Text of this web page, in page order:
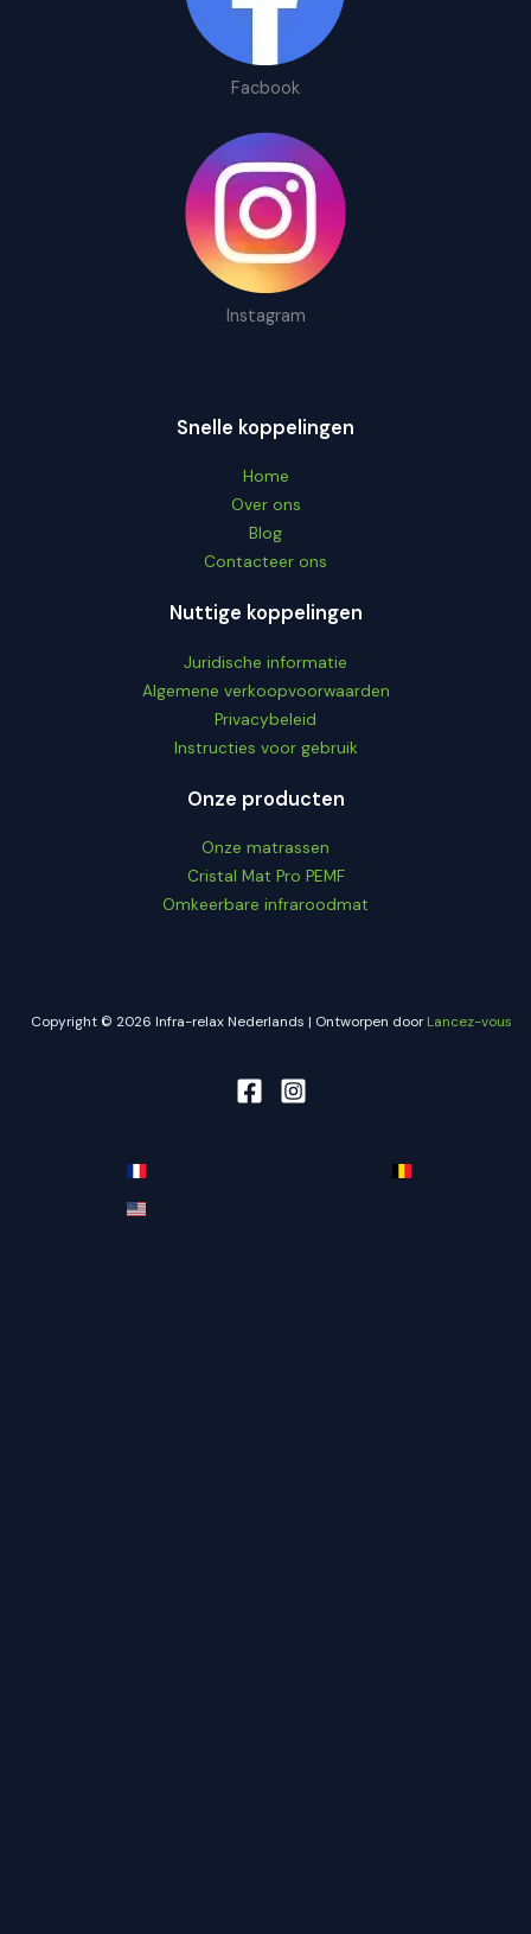
Facbook
Instagram
Snelle koppelingen
Home
Over ons
Blog
Contacteer ons
Nuttige koppelingen
Juridische informatie
Algemene verkoopvoorwaarden
Privacybeleid
Instructies voor gebruik
Onze producten
Onze matrassen
Cristal Mat Pro PEMF
Omkeerbare infraroodmat
Copyright © 2026 Infra-relax Nederlands | Ontworpen doorLancez-vous